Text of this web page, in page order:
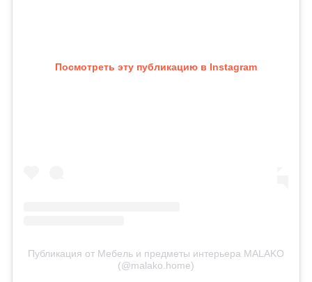
Посмотреть эту публикацию в Instagram
Публикация от Мебель и предметы интерьера MALAKO
(@malako.home)